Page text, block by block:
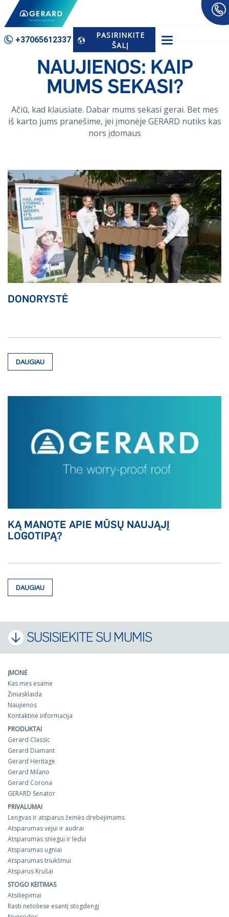
+37065­612337
PASIRINKITE
ŠALĮ
Pagrindinis
NAUJIENOS: KAIP
MUMS SEKASI?
Ačiū, kad klausiate. Dabar mums sekasi gerai. Bet mes
iš karto jums pranešime, jei įmonėje GERARD nutiks kas
nors įdomaus
DONORYSTĖ
DAUGIAU
KĄ MANOTE APIE MŪSŲ NAUJĄJĮ
LOGOTIPĄ?
DAUGIAU
SUSISIEKITE SU MUMIS
ĮMONĖ
Kas mes esame
Žiniasklaida
Naujienos
Kontaktinė informacija
PRODUKTAI
Gerard Classic
Gerard Diamant
Gerard Heritage
Gerard Milano
Gerard Corona
GERARD Senator
PRIVALUMAI
Lengvas ir atsparus žemės drebėjimams
Atsparumas vėjui ir audrai
Atsparumas sniegui ir ledui
Atsparumas ugniai
Atsparumas triukšmui
Atsparus Krušai
STOGO KEITIMAS
Atsiliepimai
Rasti netoliese esantį stogdengį